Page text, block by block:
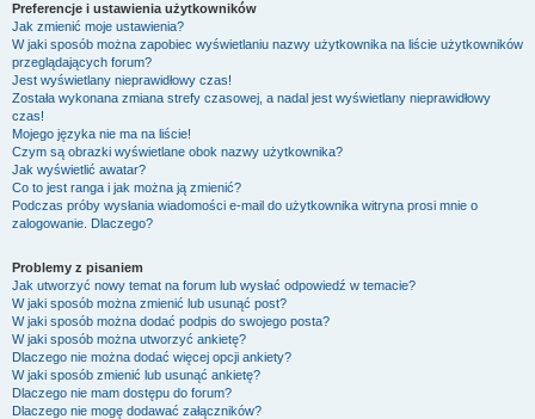
Preferencje i ustawienia użytkowników
Jak zmienić moje ustawienia?
W jaki sposób można zapobiec wyświetlaniu nazwy użytkownika na liście użytkowników
przeglądających forum?
Jest wyświetlany nieprawidłowy czas!
Została wykonana zmiana strefy czasowej, a nadal jest wyświetlany nieprawidłowy
czas!
Mojego języka nie ma na liście!
Czym są obrazki wyświetlane obok nazwy użytkownika?
Jak wyświetlić awatar?
Co to jest ranga i jak można ją zmienić?
Podczas próby wysłania wiadomości e-mail do użytkownika witryna prosi mnie o
zalogowanie. Dlaczego?
Problemy z pisaniem
Jak utworzyć nowy temat na forum lub wysłać odpowiedź w temacie?
W jaki sposób można zmienić lub usunąć post?
W jaki sposób można dodać podpis do swojego posta?
W jaki sposób można utworzyć ankietę?
Dlaczego nie można dodać więcej opcji ankiety?
W jaki sposób zmienić lub usunąć ankietę?
Dlaczego nie mam dostępu do forum?
Dlaczego nie mogę dodawać załączników?